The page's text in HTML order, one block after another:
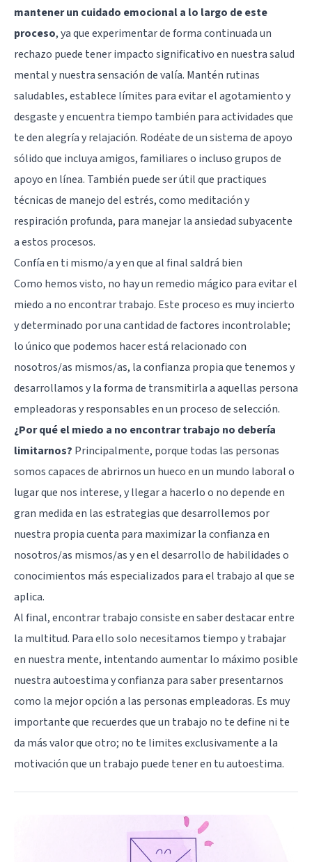
mantener un cuidado emocional a lo largo de este
proceso, ya que experimentar de forma continuada un
rechazo puede tener impacto significativo en nuestra salud
mental y nuestra sensación de valía. Mantén rutinas
saludables, establece límites para evitar el agotamiento y
desgaste y encuentra tiempo también para actividades que
te den alegría y relajación. Rodéate de un sistema de apoyo
sólido que incluya amigos, familiares o incluso grupos de
apoyo en línea. También puede ser útil que practiques
técnicas de manejo del estrés, como meditación y
respiración profunda, para manejar la ansiedad subyacente
a estos procesos.
Confía en ti mismo/a y en que al final saldrá bien
Como hemos visto, no hay un remedio mágico para evitar el
miedo a no encontrar trabajo. Este proceso es muy incierto
y determinado por una cantidad de factores incontrolable;
lo único que podemos hacer está relacionado con
nosotros/as mismos/as, la confianza propia que tenemos y
desarrollamos y la forma de transmitirla a aquellas persona
empleadoras y responsables en un proceso de selección.
¿Por qué el miedo a no encontrar trabajo no debería
limitarnos? Principalmente, porque todas las personas
somos capaces de abrirnos un hueco en un mundo laboral o
lugar que nos interese, y llegar a hacerlo o no depende en
gran medida en las estrategias que desarrollemos por
nuestra propia cuenta para maximizar la confianza en
nosotros/as mismos/as y en el desarrollo de habilidades o
conocimientos más especializados para el trabajo al que se
aplica.
Al final, encontrar trabajo consiste en saber destacar entre
la multitud. Para ello solo necesitamos tiempo y trabajar
en nuestra mente, intentando aumentar lo máximo posible
nuestra autoestima y confianza para saber presentarnos
como la mejor opción a las personas empleadoras. Es muy
importante que recuerdes que un trabajo no te define ni te
da más valor que otro; no te limites exclusivamente a la
motivación que un trabajo puede tener en tu autoestima.